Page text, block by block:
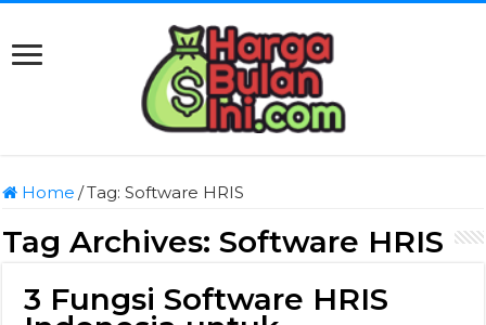
Home /Tag:Software HRIS
Tag Archives:Software HRIS
3 Fungsi Software HRIS